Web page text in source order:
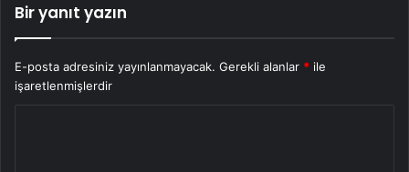
Bir yanıt yazın
E-posta adresiniz yayınlanmayacak. Gerekli alanlar * ile
işaretlenmişlerdir